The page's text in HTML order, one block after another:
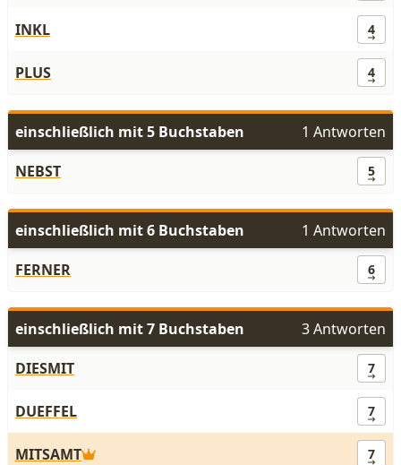
INKL 4
PLUS 4
einschließlich mit 5 Buchstaben
1 Antworten
NEBST
5
einschließlich mit 6 Buchstaben
1 Antworten
FERNER
6
einschließlich mit 7 Buchstaben
3 Antworten
DIESMIT
7
DUEFFEL 7
MITSAMT 7